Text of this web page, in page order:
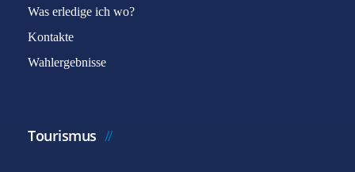
Was erledige ich wo?
Kontakte
Wahlergebnisse
Tourismus